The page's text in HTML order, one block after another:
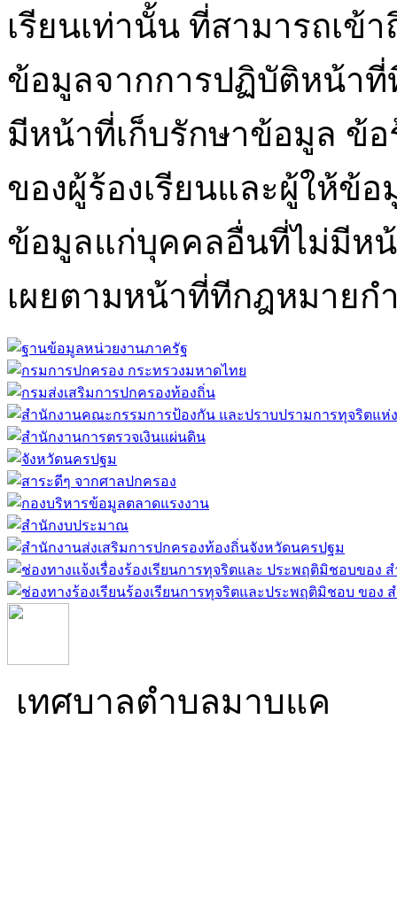
เรียนเท่านั้น ที่สามารถเข้
ข้อมูลจากการปฏิบัติหน้าที่
มีหน้าที่เก็บรักษาข้อมูล ข้อ
ของผู้ร้องเรียนและผู้ให้ข้
ข้อมูลแก่บุคคลอื่นที่ไม่มีหน้
เผยตามหน้าที่ทีกฎหมายก
เทศบาลตำบลมาบแค